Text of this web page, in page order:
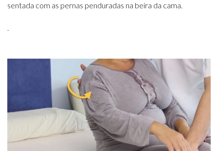
sentada com as pernas penduradas na beira da cama.
.